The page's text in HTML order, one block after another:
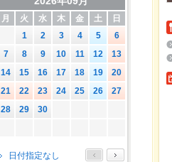
月 火 水 木 金 土
日
1
2 3 4 5
6
7
8 9 10 11 12
13
14
15 16 17 18 19
20
21
22 23 24 25 26
27
28
29 30
2026年10月
日付指定なし